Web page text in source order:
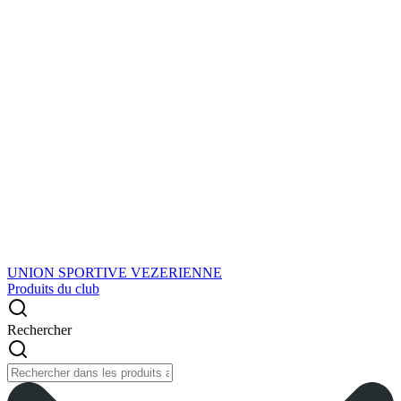
UNION SPORTIVE VEZERIENNE
Produits du club
Rechercher